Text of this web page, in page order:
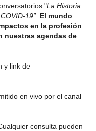
"La Historia
19”: El mundo
en la profesión
nuestras agendas de
y link de
en vivo por el canal
consulta pueden